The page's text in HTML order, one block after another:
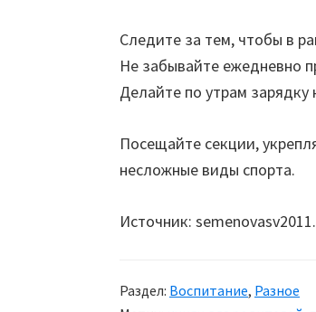
Следите за тем, чтобы в
Не забывайте ежедневно
Делайте по утрам зарядку
Посещайте секции,
несложные виды спорта.
Источник:
Раздел: Воспитание, Разное